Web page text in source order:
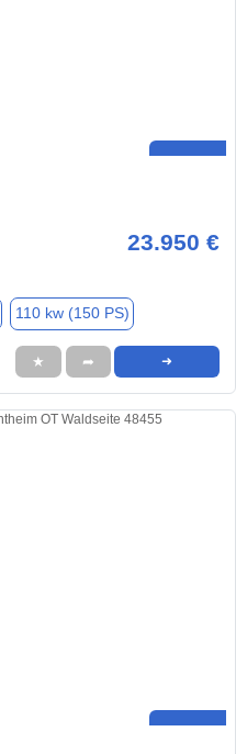
23.950 €
110 kw (150 PS)
★ ➦ ➜